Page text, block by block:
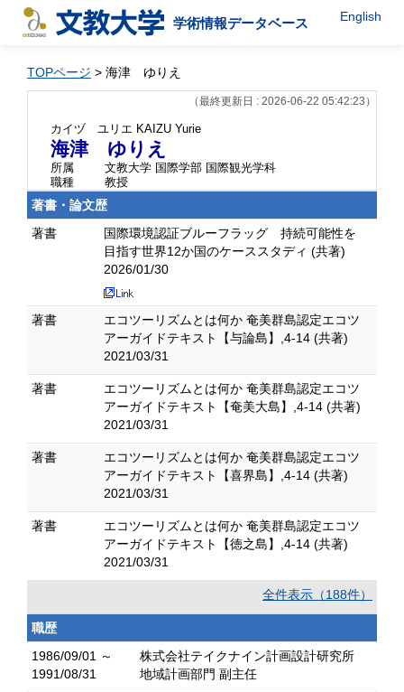
学術情報データベース English
TOPページ > 海津 ゆりえ
（最終更新日 : 2026-06-22 05:42:23）
カイヅ ユリエ KAIZU Yurie
海津 ゆりえ
所属
文教大学 国際学部 国際観光学科
職種
教授
著書・論文歴
著書
国際環境認証ブルーフラッグ 持続可能性を
目指す世界12か国のケーススタディ (共著)
2026/01/30
著書
エコツーリズムとは何か 奄美群島認定エコツ
アーガイドテキスト【与論島】,4-14 (共著)
2021/03/31
著書
エコツーリズムとは何か 奄美群島認定エコツ
アーガイドテキスト【奄美大島】,4-14 (共著)
2021/03/31
著書
エコツーリズムとは何か 奄美群島認定エコツ
アーガイドテキスト【喜界島】,4-14 (共著)
2021/03/31
著書
エコツーリズムとは何か 奄美群島認定エコツ
アーガイドテキスト【徳之島】,4-14 (共著)
2021/03/31
全件表示（188件）
職歴
1986/09/01 ～
1991/08/31
株式会社テイクナイン計画設計研究所
地域計画部門 副主任